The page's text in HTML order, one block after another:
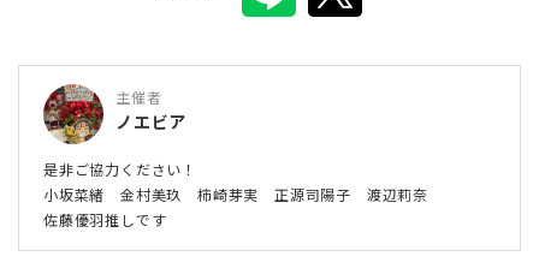
主催者
ノエビア
是非ご協力ください！
小坂菜緒 金村美玖 柿崎芽実 正源司陽子 渡辺莉奈
佐藤優羽推しです